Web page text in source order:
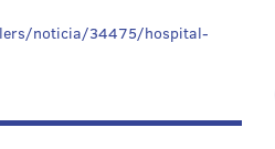
noticia/34475/hospital-